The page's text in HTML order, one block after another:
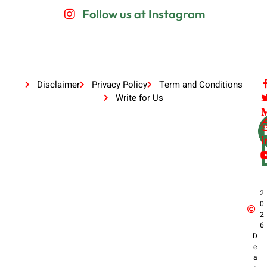
Follow us at Instagram
Disclaimer Privacy Policy
Term and Conditions
Write for Us
2
0
2
6
D
e
a